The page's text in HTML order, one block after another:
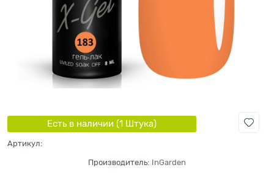
Есть в наличии (1 Штука)
Артикул:
Производитель: InGarden